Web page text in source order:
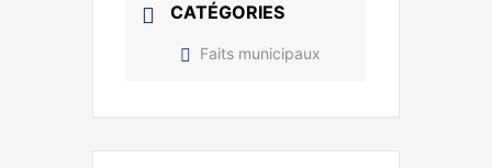
CATÉGORIES
Faits municipaux